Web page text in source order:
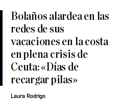
Bolaños alardea en las
redes de sus
vacaciones en la costa
en plena crisis de
Ceuta: «Días de
recargar pilas»
Laura Rodrigo